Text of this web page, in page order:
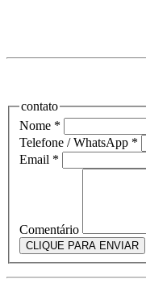
contato
Nome *
Telefone / WhatsApp *
Email *
Comentário
CLIQUE PARA ENVIAR